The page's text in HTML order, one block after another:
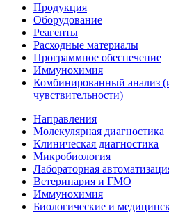
Продукция
Оборудование
Реагенты
Расходные материалы
Программное обеспечение
Иммунохимия
Комбинированный анализ
чувствительности)
Направления
Молекулярная диагностика
Клиническая диагностика
Микробиология
Лабораторная
Ветеринария и ГМО
Иммунохимия
Биологические и